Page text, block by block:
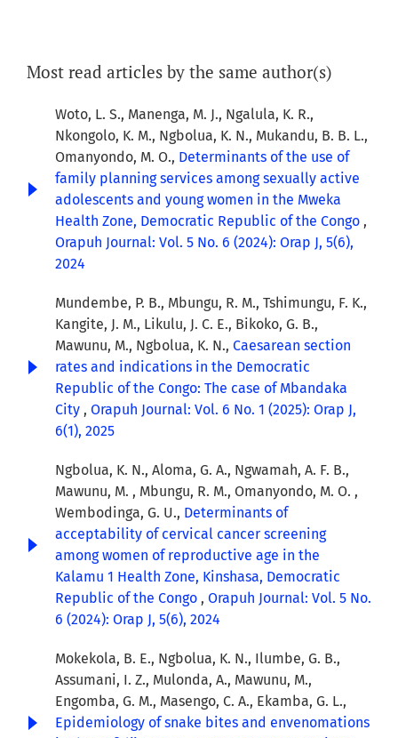
Most read articles by the same author(s)
Woto, L. S., Manenga, M. J., Ngalula, K. R.,
Nkongolo, K. M., Ngbolua, K. N., Mukandu, B. B. L.,
Omanyondo, M. O., Determinants of the use of
family planning services among sexually active
adolescents and young women in the Mweka
Health Zone, Democratic Republic of the Congo ,
Orapuh Journal: Vol. 5 No. 6 (2024): Orap J, 5(6),
2024
Mundembe, P. B., Mbungu, R. M., Tshimungu, F. K.,
Kangite, J. M., Likulu, J. C. E., Bikoko, G. B.,
Mawunu, M., Ngbolua, K. N., Caesarean section
rates and indications in the Democratic
Republic of the Congo: The case of Mbandaka
City , Orapuh Journal: Vol. 6 No. 1 (2025): Orap J,
6(1), 2025
Ngbolua, K. N., Aloma, G. A., Ngwamah, A. F. B.,
Mawunu, M. , Mbungu, R. M., Omanyondo, M. O. ,
Wembodinga, G. U., Determinants of
acceptability of cervical cancer screening
among women of reproductive age in the
Kalamu 1 Health Zone, Kinshasa, Democratic
Republic of the Congo , Orapuh Journal: Vol. 5 No.
6 (2024): Orap J, 5(6), 2024
Mokekola, B. E., Ngbolua, K. N., Ilumbe, G. B.,
Assumani, I. Z., Mulonda, A., Mawunu, M.,
Engomba, G. M., Masengo, C. A., Ekamba, G. L.,
Epidemiology of snake bites and envenomations